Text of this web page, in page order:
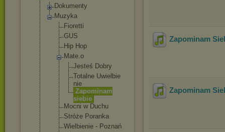
Dokumenty
Muzyka
Fioretti
GUS
Hip Hop
Mate.o
Jesteś Dobry
Totalne Uwielbie
nie
Zapominam
siebie
Mocni w Duchu
Stróże Poranka
Wielbienie - Poznań
Zapominam
Zapominam